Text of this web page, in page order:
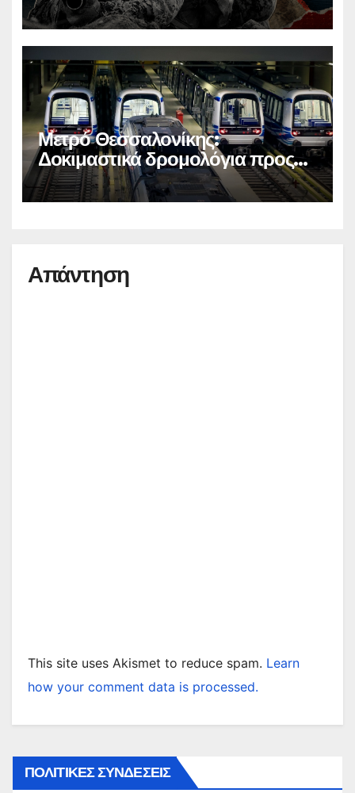
Μετρό Θεσσαλονίκης:
Δοκιμαστικά δρομολόγια προς
Καλαμαριά
Απάντηση
This site uses Akismet to reduce spam. Learn
how your comment data is processed.
ΠΟΛΙΤΙΚΕΣ ΣΥΝΔΕΣΕΙΣ